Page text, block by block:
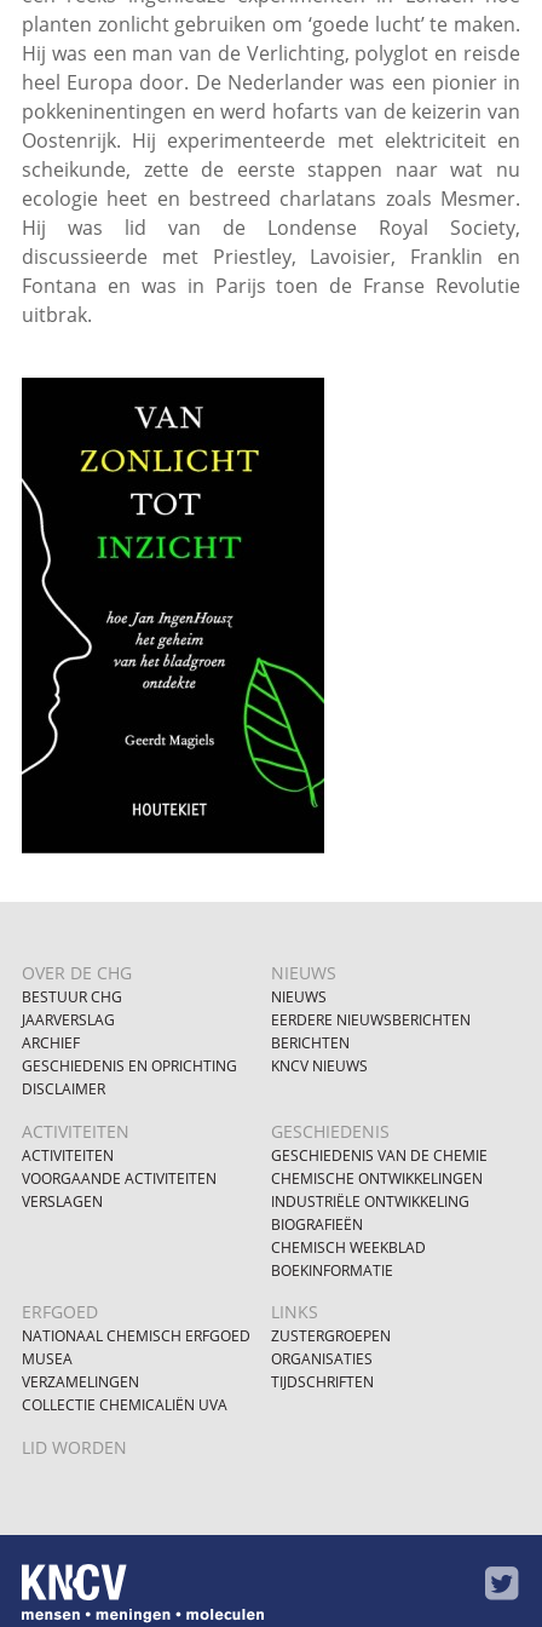
planten zonlicht gebruiken om ‘goede lucht’ te maken.
Hij was een man van de Verlichting, polyglot en reisde
heel Europa door. De Nederlander was een pionier in
pokkeninentingen en werd hofarts van de keizerin van
Oostenrijk. Hij experimenteerde met elektriciteit en
scheikunde, zette de eerste stappen naar wat nu
ecologie heet en bestreed charlatans zoals Mesmer.
Hij was lid van de Londense Royal Society,
discussieerde met Priestley, Lavoisier, Franklin en
Fontana en was in Parijs toen de Franse Revolutie
uitbrak.
OVER DE CHG
BESTUUR CHG
JAARVERSLAG
ARCHIEF
GESCHIEDENIS EN OPRICHTING
DISCLAIMER
NIEUWS
NIEUWS
EERDERE NIEUWSBERICHTEN
BERICHTEN
KNCV NIEUWS
ACTIVITEITEN
ACTIVITEITEN
VOORGAANDE ACTIVITEITEN
VERSLAGEN
GESCHIEDENIS
GESCHIEDENIS VAN DE CHEMIE
CHEMISCHE ONTWIKKELINGEN
INDUSTRIËLE ONTWIKKELING
BIOGRAFIEËN
CHEMISCH WEEKBLAD
BOEKINFORMATIE
ERFGOED
NATIONAAL CHEMISCH ERFGOED
MUSEA
VERZAMELINGEN
COLLECTIE CHEMICALIËN UVA
LINKS
ZUSTERGROEPEN
ORGANISATIES
TIJDSCHRIFTEN
LID WORDEN